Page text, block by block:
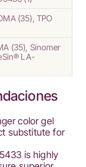
(35), TPO
(35), Sinomer
LA-
color gel
substitute for
is highly